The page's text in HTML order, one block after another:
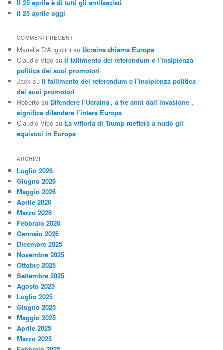
Il 25 aprile è di tutti gli antifascisti
Il 25 aprile oggi
COMMENTI RECENTI
Mariella D'Angiolini su Ucraina chiama Europa
Claudio Vigo suIl fallimento dei referendum e l’insipienza
politica dei suoi promotori
Jack suIl fallimento dei referendum e l’insipienza politica
dei suoi promotori
Roberto su Difendere l’Ucraina , a tre anni dall’invasione ,
significa difendere l’intera Europa
Claudio Vigo su La vittoria di Trump metterà a nudo gli
equivoci in Europa
ARCHIVI
Luglio 2026
Giugno 2026
Maggio 2026
Aprile 2026
Marzo 2026
Febbraio 2026
Gennaio 2026
Dicembre 2025
Novembre 2025
Ottobre 2025
Settembre 2025
Agosto 2025
Luglio 2025
Giugno 2025
Maggio 2025
Aprile 2025
Marzo 2025